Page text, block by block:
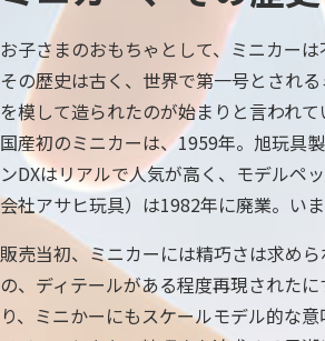
お子さまのおもちゃとして、ミニカーは
その歴史は古く、世界で第一号とされ
を模して造られたのが始まりと言われて
国産初のミニカーは、1959年。旭玩具
ンDXはリアルで人気が高く、モデルペ
会社アサヒ玩具）は1982年に廃業。い
販売当初、ミニカーには精巧さは求め
の、ディテールがある程度再現された
り、ミニかーにもスケールモデル的な